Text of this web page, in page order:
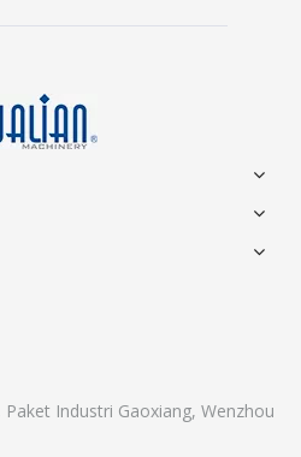
Industri Gaoxiang, Wenzhou